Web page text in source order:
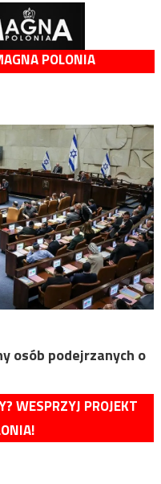
POLONIA
osób podejrzanych o
WESPRZYJ PROJEKT